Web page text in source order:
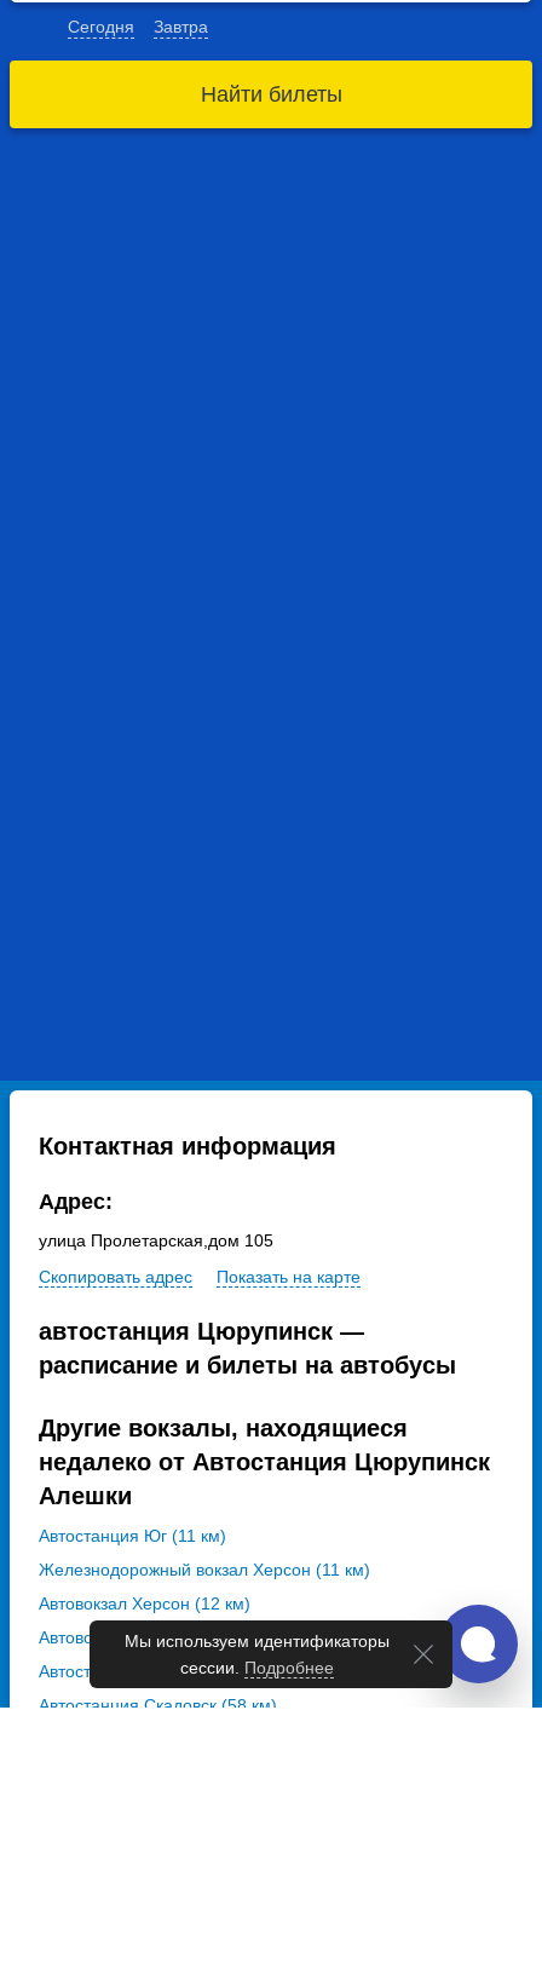
Сегодня Завтра
Найти билеты
Контактная информация
Адрес:
улица Пролетарская,дом 105
Скопировать адрес
Показать на карте
автостанция Цюрупинск —
расписание и билеты на автобусы
Другие вокзалы, находящиеся
недалеко от Автостанция Цюрупинск
Алешки
Автостанция Юг (11 км)
Железнодорожный вокзал Херсон (11 км)
Автовокзал Херсон (12 км)
Автовокзал Новая Каховка (51 км)
Автостанция Берислав (57 км)
Автостанция Скадовск (58 км)
Мы используем идентификаторы
сессии. Подробнее